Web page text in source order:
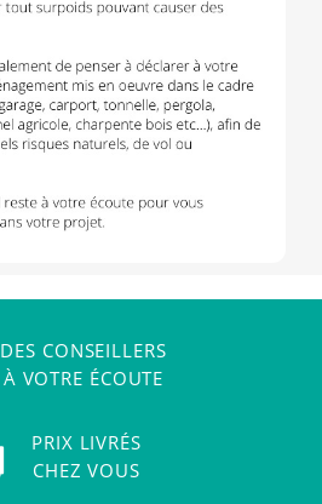
DES CONSEILLERS
À VOTRE ÉCOUTE
PRIX LIVRÉS
CHEZ VOUS